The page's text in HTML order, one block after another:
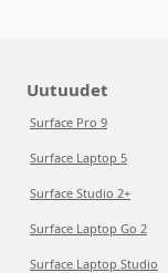
Uutuudet
Surface Pro 9
Surface Laptop 5
Surface Studio 2+
Surface Laptop Go 2
Surface Laptop Studio